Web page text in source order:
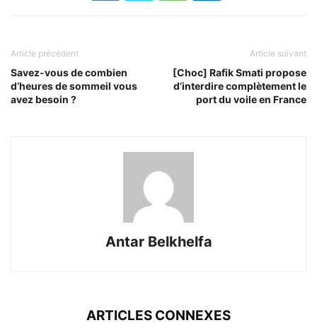
Article précédent
Savez-vous de combien
d’heures de sommeil vous
avez besoin ?
Article suivant
[Choc] Rafik Smati propose
d’interdire complètement le
port du voile en France
Antar Belkhelfa
ARTICLES CONNEXES